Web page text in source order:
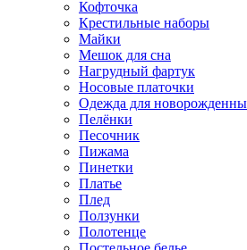
Кофточка
Крестильные наборы
Майки
Мешок для сна
Нагрудный фартук
Носовые платочки
Одежда для
Пелёнки
Песочник
Пижама
Пинетки
Платье
Плед
Ползунки
Полотенце